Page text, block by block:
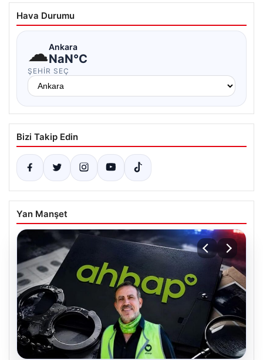
Hava Durumu
☁Ankara
NaN°C
ŞEHIR SEÇ
Bizi Takip Edin
Yan Manşet